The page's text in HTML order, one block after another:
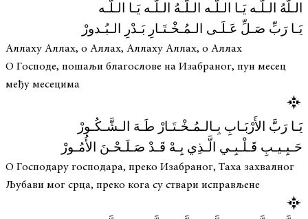
الـلَّهُ الـلَّـه يَـا الـلَّـه الـلَّـهُ الـلَّـه يَـا الـلَّـه
يَـا رَبِّ صَـلِّ عَـلَـى الـمُـخْـتَـارِ بَـدْرِ الـبُـدورْ
Аллаху Аллах, о Аллах, Аллаху Аллах, о Аллах
О Господе, пошаљи благослове на Изабраног, пун месец
међу месецима
يَـا رَبَّ الأَرْبَـابِ بِـالـمُـخْـتَـارْ طَـهَ الـشَّـكُـورْ
حَـبِـيـبِ قَـلْـبِـي الَّـذِي بِـهْ قَـدْ صَـلَـحْـنَ الأُمُـورْ
О Господару господара, преко Изабраног, Таха захвалног
Љубави мог срца, преко кога су ствари исправљене